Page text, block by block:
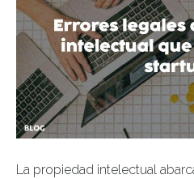
La propiedad intelectual